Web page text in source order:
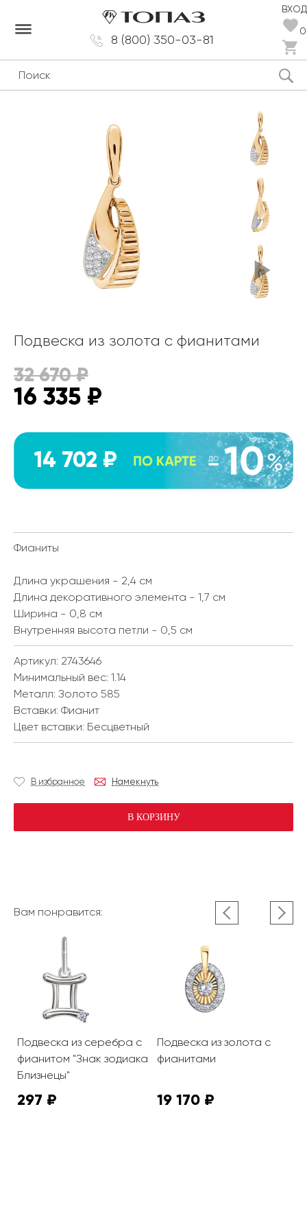
8 (800) 350-03-81
ВХОД
0
dehaze
Подвеска из золота с фианитами
32 670₽
16 335 ₽
14 702 ₽
Фианиты
Длина украшения - 2,4 см
Длина декоративного элемента - 1,7 см
Ширина - 0,8 см
Внутренняя высота петли - 0,5 см
Артикул: 2743646
Минимальный вес: 1.14
Металл: Золото 585
Вставки: Фианит
Цвет вставки: Бесцветный
В избранное Намекнуть
В КОРЗИНУ
Вам понравится:
Подвеска из серебра с
фианитом "Знак зодиака
Близнецы"
297 ₽
Подвеска из золота с
фианитами
19 170 ₽